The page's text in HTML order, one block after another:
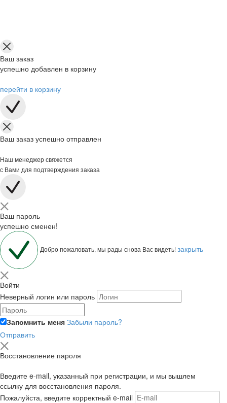
Ваш заказ
успешно добавлен в корзину
перейти в корзину
Ваш заказ успешно отправлен
Наш менеджер свяжется
с Вами для подтверждения заказа
Ваш пароль
успешно сменен!
Добро пожаловать, мы рады снова Вас видеть!закрыть
Войти
Неверный логин или пароль
Запомнить меня Забыли пароль?
Отправить
Восстановление пароля
Введите e-mail, указанный при регистрации, и мы вышлем
ссылку для восстановления пароля.
Пожалуйста, введите корректный e-mail